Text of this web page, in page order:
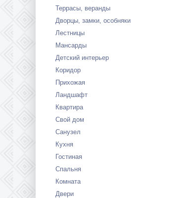
Террасы, веранды
Дворцы, замки, особняки
Лестницы
Мансарды
Детский интерьер
Коридор
Прихожая
Ландшафт
Квартира
Свой дом
Санузел
Кухня
Гостиная
Спальня
Комната
Двери